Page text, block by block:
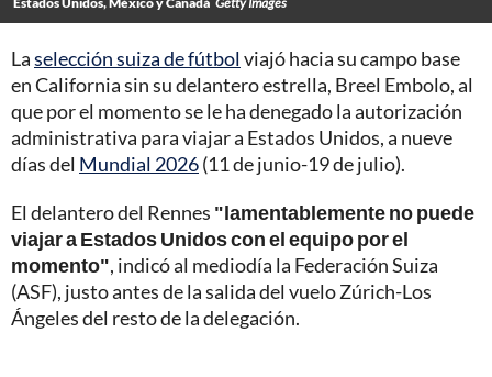
Laselección suiza de fútbolviajó hacia su campo base
en California sin su delantero estrella, Breel Embolo, al
que por el momento se le ha denegado la autorización
administrativa para viajar a Estados Unidos, a nueve
días del Mundial 2026(11 de junio-19 de julio).
El delantero del Rennes "lamentablemente no puede
viajar a Estados Unidos con el equipo por el
momento", indicó al mediodía la Federación Suiza
(ASF), justo antes de la salida del vuelo Zúrich-Los
Ángeles del resto de la delegación.